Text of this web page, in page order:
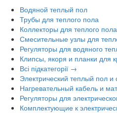
Водяной теплый пол
Трубы для теплого пола
Коллекторы для теплого пола
Смесительные узлы для
Регуляторы для водяного
Клипсы, якоря и планки для
Всі підкатегорії →
Электрический теплый пол
Нагревательный кабель и
Регуляторы для
Комплектующие к